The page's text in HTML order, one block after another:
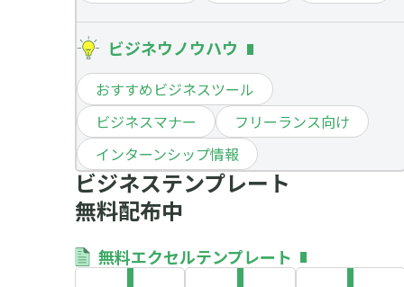
ビジネウノウハウ
おすすめビジネスツール
ビジネスマナー
フリーランス向け
インターンシップ情報
ビジネステンプレート
無料配布中
無料エクセルテンプレート